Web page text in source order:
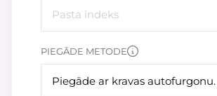
PIEGĀDE METODE
Piegāde ar kravas autofurgonu.